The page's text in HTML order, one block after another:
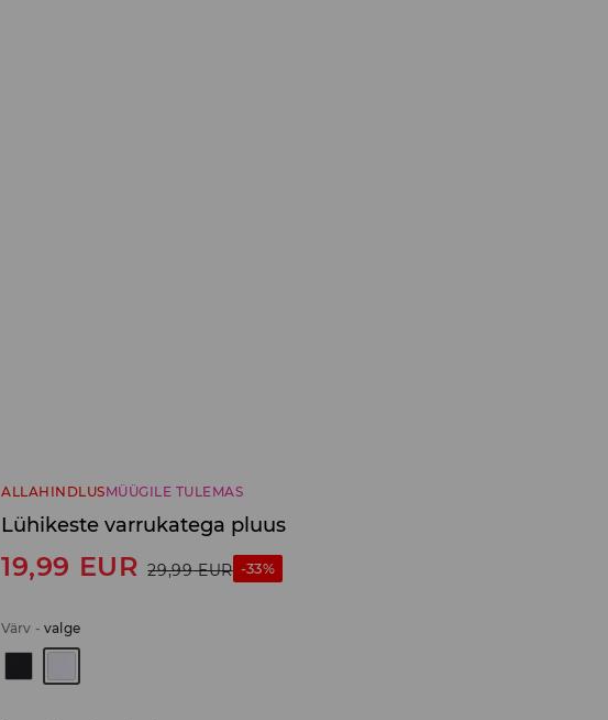
ALLAHINDLUSMÜÜGILE TULEMAS
Lühikeste varrukatega pluus
19,99 EUR 29,99 EUR -33%
Värv -valge